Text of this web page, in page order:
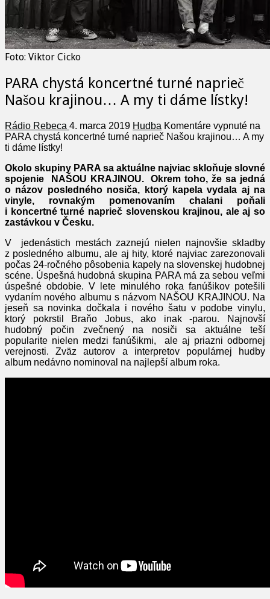
Foto: Viktor Cicko
PARA chystá koncertné turné naprieč
Našou krajinou… A my ti dáme lístky!
Rádio Rebeca 4. marca 2019 Hudba Komentáre vypnuté na
PARA chystá koncertné turné naprieč Našou krajinou… A my
ti dáme lístky!
Okolo skupiny PARA sa aktuálne najviac skloňuje slovné
spojenie NAŠOU KRAJINOU. Okrem toho, že sa jedná
o názov posledného nosiča, ktorý kapela vydala aj na
vinyle, rovnakým pomenovaním chalani poňali
i koncertné turné naprieč slovenskou krajinou, ale aj so
zastávkou v Česku.
V jedenástich mestách zaznejú nielen najnovšie skladby
z posledného albumu, ale aj hity, ktoré najviac zarezonovali
počas 24-ročného pôsobenia kapely na slovenskej hudobnej
scéne. Úspešná hudobná skupina PARA má za sebou veľmi
úspešné obdobie. V lete minulého roka fanúšikov potešili
vydaním nového albumu s názvom NAŠOU KRAJINOU. Na
jeseň sa novinka dočkala i nového šatu v podobe vinylu,
ktorý pokrstil Braňo Jobus, ako inak -parou. Najnovší
hudobný počin zvečnený na nosiči sa aktuálne teší
popularite nielen medzi fanúšikmi, ale aj priazni odbornej
verejnosti. Zväz autorov a interpretov populárnej hudby
album nedávno nominoval na najlepší album roka.